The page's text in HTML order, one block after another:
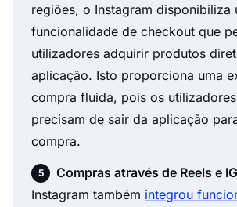
regiões, o Instagram disponibiliza
funcionalidade de checkout que
utilizadores adquirir produtos
aplicação. Isto proporciona uma
compra fluida, pois os
precisam de sair da aplicação
compra.
Compras através de Reels e
Instagram também integrou